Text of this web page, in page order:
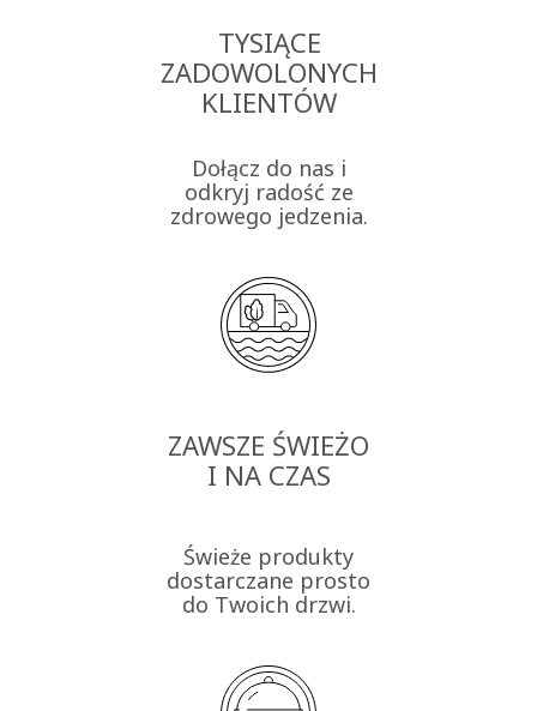
TYSIĄCE
ZADOWOLONYCH
KLIENTÓW
Dołącz do nas i
odkryj radość ze
zdrowego jedzenia.
ZAWSZE ŚWIEŻO
I NA CZAS
Świeże produkty
dostarczane prosto
do Twoich drzwi.